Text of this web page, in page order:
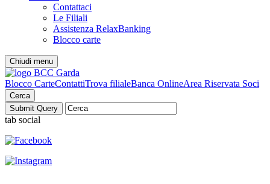
Contattaci
Le Filiali
Assistenza RelaxBanking
Blocco carte
Chiudi menu
Blocco CarteContattiTrova filialeBanca OnlineArea Riservata Soci
Cerca
tab social